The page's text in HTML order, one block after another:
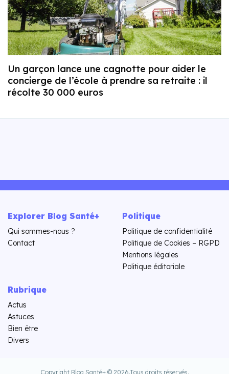
Un garçon lance une cagnotte pour aider le
concierge de l’école à prendre sa retraite : il
récolte 30 000 euros
Explorer Blog Santé+
Qui sommes-nous ?
Contact
Politique
Politique de confidentialité
Politique de Cookies – RGPD
Mentions légales
Politique éditoriale
Rubrique
Actus
Astuces
Bien être
Divers
Copyright Blog Santé+ © 2026.Tous droits réservés.